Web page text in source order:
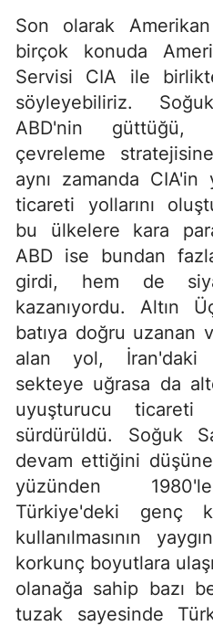
Son olarak
birçok konuda
Servisi CIA ile
söyleyebiliriz.
ABD'nin güttüğü,
çevreleme
aynı zamanda
ticareti yollarını
bu ülkelere kara
ABD ise bundan
girdi, hem de
kazanıyordu. Altın
batıya doğru uzanan
alan yol, İran'daki
sekteye uğrasa da
uyuşturucu
sürdürüldü. Soğuk
devam ettiğini
yüzünden
Türkiye'deki genç
kullanılmasının
korkunç boyutlara
olanağa sahip bazı
tuzak sayesinde